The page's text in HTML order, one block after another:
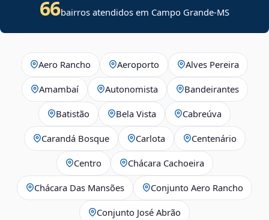
66bairros atendidos em Campo Grande-MS
Aero Rancho Aeroporto Alves Pereira
Amambaí Autonomista Bandeirantes
Batistão Bela Vista Cabreúva
Carandá Bosque Carlota Centenário
Centro Chácara Cachoeira
Chácara Das Mansões Conjunto Aero Rancho
Conjunto José Abrão